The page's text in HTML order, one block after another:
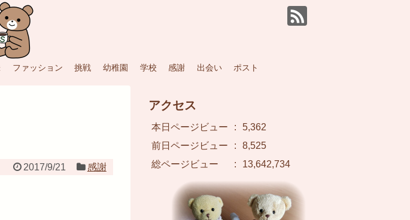
ファッション 挑戦 幼稚園 学校 感謝 出会い ポスト
2017/9/21 感謝
アクセス
本日ページビュー :
5,362
前日ページビュー
:
8,525
総ページビュー
: 13,642,734